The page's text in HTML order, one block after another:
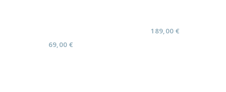
69,00 €
189,00€